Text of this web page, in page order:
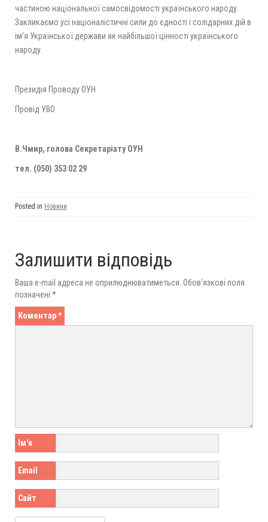
частиною національної самосвідомості українського народу.
Закликаємо усі націоналістичні сили до єдності і солідарних дій в
ім’я Української держави як найбільшої цінності українського
народу.
Президія Проводу ОУН
Провід УВО
В.Чмир, голова Секретаріату ОУН
тел. (050) 353 02 29
Posted in Новини
Залишити відповідь
Ваша e-mail адреса не оприлюднюватиметься. Обов’язкові поля
позначені *
Коментар*
Ім'я
Email
Сайт